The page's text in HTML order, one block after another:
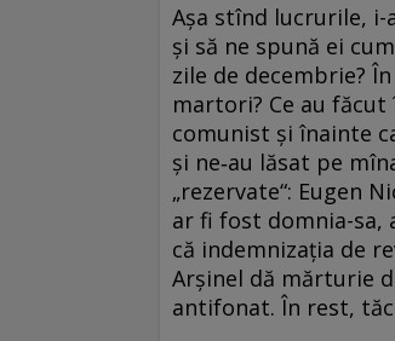
Așa stînd lucrurile,
și să ne spună ei
zile de decembrie?
martori? Ce au
comunist și înainte
și ne‑au lăsat pe
„rezervate“: Eugen
ar fi fost domnia-sa,
că indemnizația de
Arșinel dă mărturie
antifonat. În rest,